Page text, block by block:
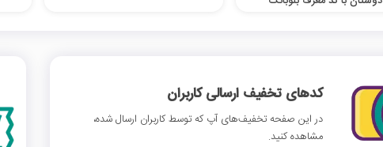
کدهای تخفیف ارسالی کاربران
در این صفحه تخفیف‌های آپ که توسط کاربران ارسال شده،
مشاهده کنید.